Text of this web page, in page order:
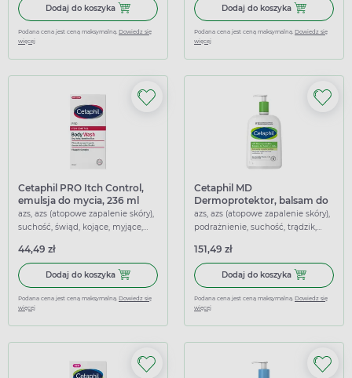
Dodaj do koszyka Dodaj do koszyka Cetaphil, krem nawilżający na dzień,
Podana cena jest ceną maksymalną. Dowiedz się
więcej
Dodaj do koszyka Dodaj do
Podana cena jest ceną maksymalną. Dowiedz się
więcej
Cetaphil PRO Itch Control,
emulsja do mycia, 236 ml
azs, azs (atopowe zapalenie skóry),
suchość, świąd, kojące, myjące,
łagodzące
44,49 zł
Dodaj do koszyka Dodaj do koszyka Cetaphil PRO Itch Control, emulsja do
Podana cena jest ceną maksymalną. Dowiedz się
więcej
Cetaphil MD
Dermoprotektor, balsam do
twarzy i ciała, 1000 ml
azs, azs (atopowe zapalenie skóry),
podrażnienie, suchość, trądzik,
regenerujące, łagodzące
151,49 zł
Dodaj do koszyka Dodaj do
Podana cena jest ceną maksymalną. Dowiedz się
więcej